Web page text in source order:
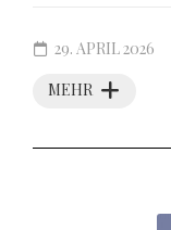
MEHR
29. APRIL 2026